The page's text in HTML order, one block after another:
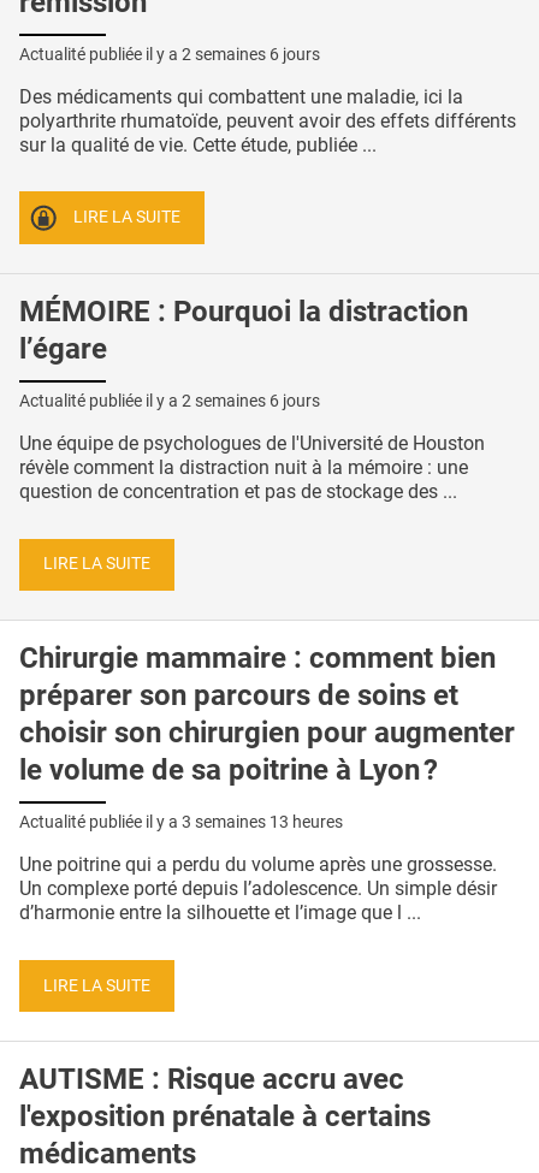
Actualité publiée il y a 2 semaines 6 jours
Des médicaments qui combattent une maladie, ici la
polyarthrite rhumatoïde, peuvent avoir des effets différents
sur la qualité de vie. Cette étude, publiée ...
LIRE LA SUITE
MÉMOIRE : Pourquoi la distraction
l’égare
Actualité publiée il y a 2 semaines 6 jours
Une équipe de psychologues de l'Université de Houston
révèle comment la distraction nuit à la mémoire : une
question de concentration et pas de stockage des ...
LIRE LA SUITE
Chirurgie mammaire : comment bien
préparer son parcours de soins et
choisir son chirurgien pour augmenter
le volume de sa poitrine à Lyon ?
Actualité publiée il y a 3 semaines 13 heures
Une poitrine qui a perdu du volume après une grossesse.
Un complexe porté depuis l’adolescence. Un simple désir
d’harmonie entre la silhouette et l’image que l ...
LIRE LA SUITE
AUTISME : Risque accru avec
l'exposition prénatale à certains
médicaments